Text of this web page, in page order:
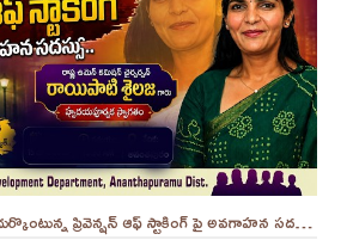
మహిళలు, విద్యార్తినిలు ఎదుర్కొంటున్న ప్రివెన్షన్ ఆఫ్ స్టాకింగ్ పై అవగాహన సదస్సు.. - ||YES 9TV